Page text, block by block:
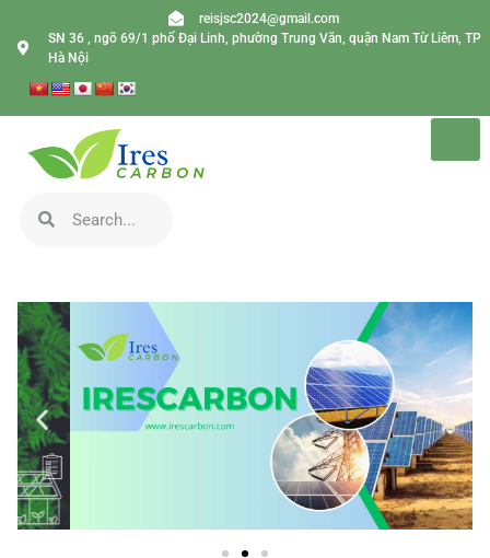
reisjsc2024@gmail.com
SN 36 , ngõ 69/1 phố Đại Linh, phường Trung Văn, quận Nam Từ Liêm, TP
Hà Nội